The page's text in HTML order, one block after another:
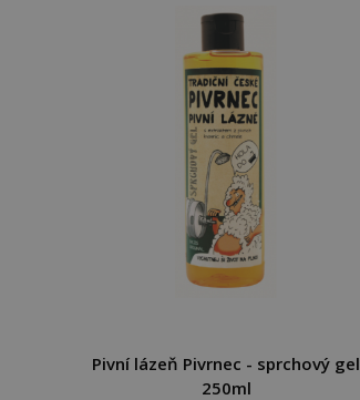
Pivní lázeň Pivrnec - sprchový gel
250ml